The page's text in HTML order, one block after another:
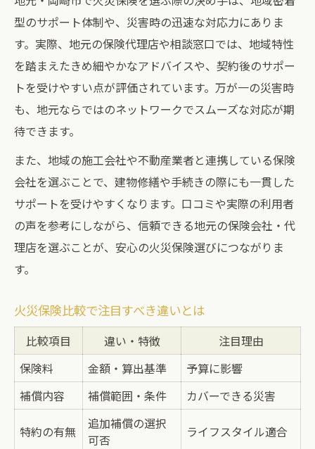
型のサポート体制や、災害時の迅速な対応力にありま
す。実際、地元の保険代理店や相談窓口では、地域特性
を踏まえたきめ細やかなアドバイスや、契約後のサポー
トを受けやすい点が評価されています。万が一の災害時
も、地元ならではのネットワークでスムーズな対応が期
待できます。
また、地域の施工会社や不動産業者と連携している保険
会社を選ぶことで、建物修繕や手続きの際にも一貫した
サポートを受けやすくなります。口コミや実際の利用者
の声を参考にしながら、信頼できる地元の保険会社・代
理店を選ぶことが、安心の火災保険選びにつながりま
す。
火災保険比較で注目すべき違いとは
比較項目 違い・特徴
注目理由
保険料
金額・算出基準
予算に影響
補償内容
補償範囲・条件 カバーできる災害
特約の有無
追加補償の選択
可否
ライフスタイル適合